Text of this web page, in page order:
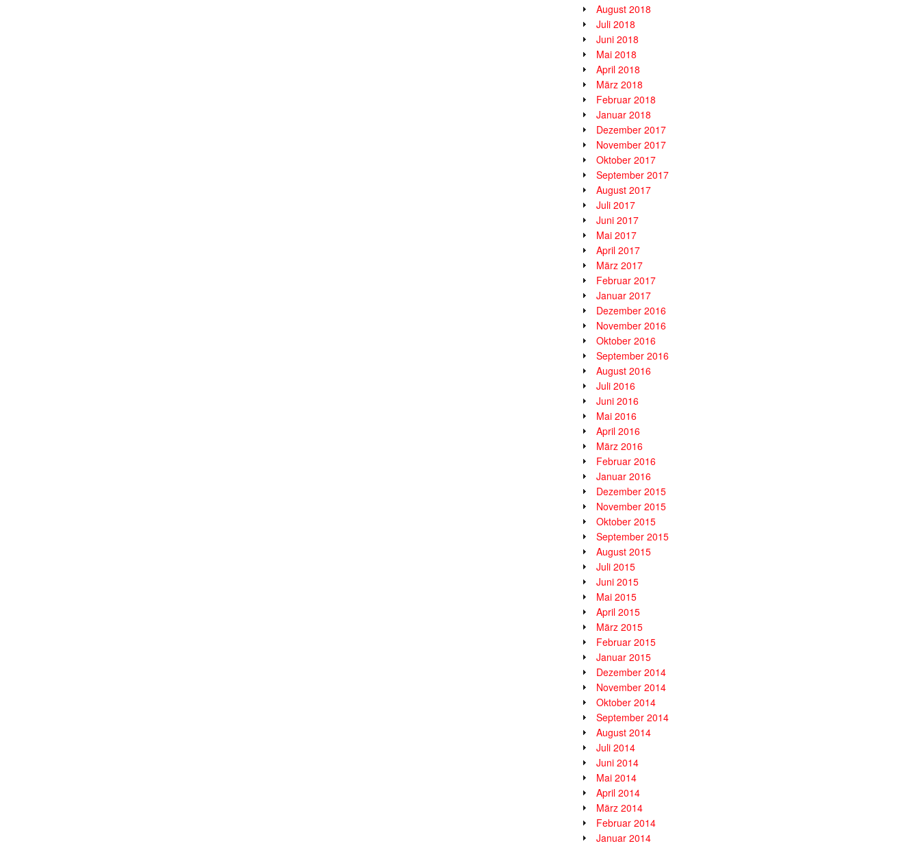
August 2018
Juli 2018
Juni 2018
Mai 2018
April 2018
März 2018
Februar 2018
Januar 2018
Dezember 2017
November 2017
Oktober 2017
September 2017
August 2017
Juli 2017
Juni 2017
Mai 2017
April 2017
März 2017
Februar 2017
Januar 2017
Dezember 2016
November 2016
Oktober 2016
September 2016
August 2016
Juli 2016
Juni 2016
Mai 2016
April 2016
März 2016
Februar 2016
Januar 2016
Dezember 2015
November 2015
Oktober 2015
September 2015
August 2015
Juli 2015
Juni 2015
Mai 2015
April 2015
März 2015
Februar 2015
Januar 2015
Dezember 2014
November 2014
Oktober 2014
September 2014
August 2014
Juli 2014
Juni 2014
Mai 2014
April 2014
März 2014
Februar 2014
Januar 2014